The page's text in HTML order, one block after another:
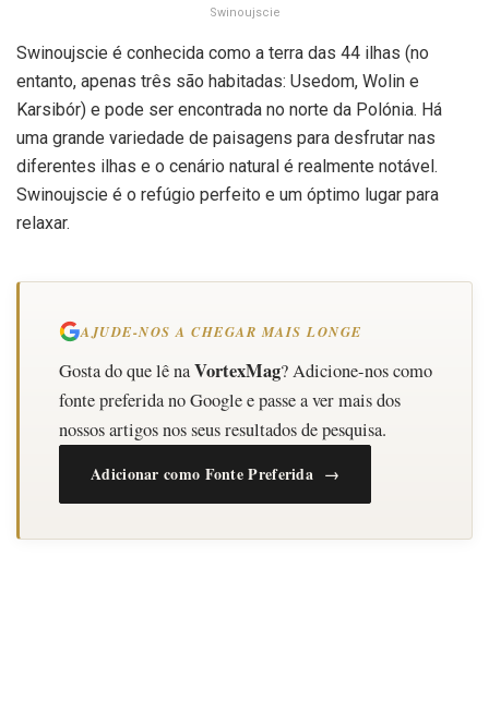
Swinoujscie
Swinoujscie é conhecida como a terra das 44 ilhas (no
entanto, apenas três são habitadas: Usedom, Wolin e
Karsibór) e pode ser encontrada no norte da Polónia. Há
uma grande variedade de paisagens para desfrutar nas
diferentes ilhas e o cenário natural é realmente notável.
Swinoujscie é o refúgio perfeito e um óptimo lugar para
relaxar.
AJUDE-NOS A CHEGAR MAIS LONGE
Gosta do que lê naVortexMag? Adicione-nos como
fonte preferida no Google e passe a ver mais dos
nossos artigos nos seus resultados de pesquisa.
Adicionar como Fonte Preferida →